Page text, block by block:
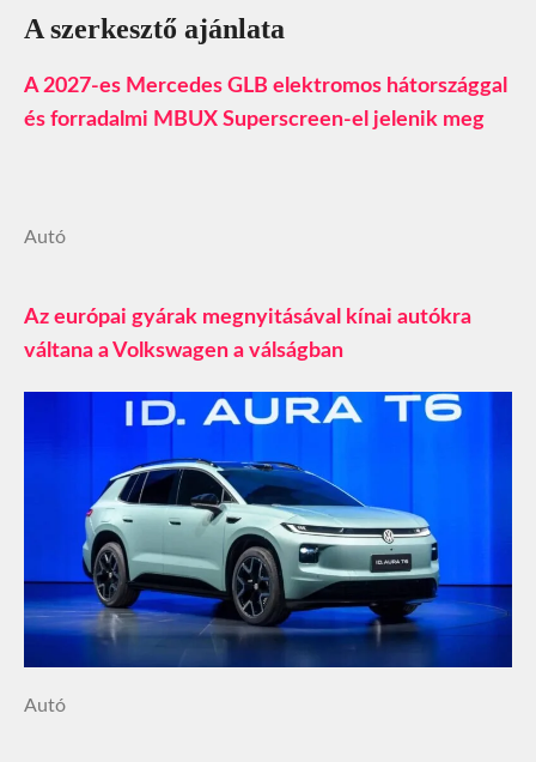
A szerkesztő ajánlata
A 2027-es Mercedes GLB elektromos hátországgal
és forradalmi MBUX Superscreen-el jelenik meg
Autó
Az európai gyárak megnyitásával kínai autókra
váltana a Volkswagen a válságban
Autó